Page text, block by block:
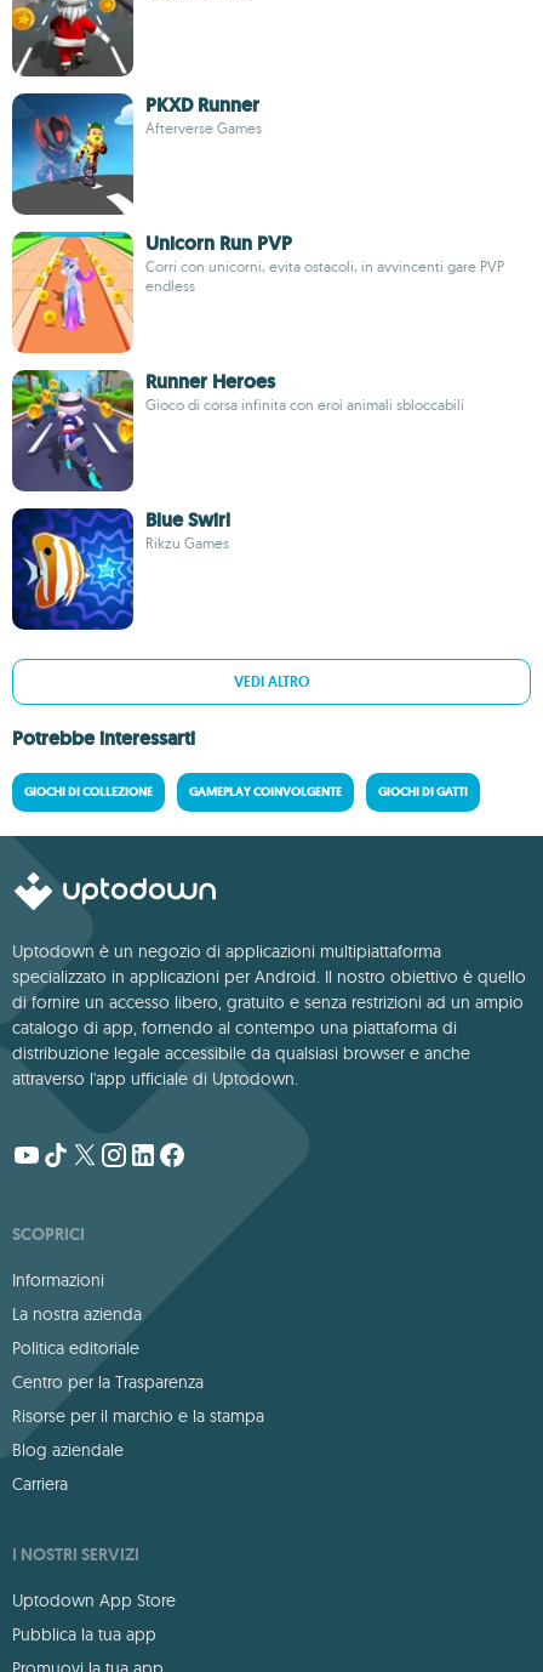
PKXD Runner
Afterverse Games
Unicorn Run PVP
Corri con unicorni, evita ostacoli, in avvincenti gare PVP
endless
Runner Heroes
Gioco di corsa infinita con eroi animali sbloccabili
Blue Swirl
Rikzu Games
VEDI ALTRO
Potrebbe interessarti
GIOCHI DI COLLEZIONE GAMEPLAY COINVOLGENTE GIOCHI DI GATTI
Uptodown è un negozio di applicazioni multipiattaforma
specializzato in applicazioni per Android. Il nostro obiettivo è quello
di fornire un accesso libero, gratuito e senza restrizioni ad un ampio
catalogo di app, fornendo al contempo una piattaforma di
distribuzione legale accessibile da qualsiasi browser e anche
attraverso l'app ufficiale di Uptodown.
SCOPRICI
Informazioni
La nostra azienda
Politica editoriale
Centro per la Trasparenza
Risorse per il marchio e la stampa
Blog aziendale
Carriera
I NOSTRI SERVIZI
Uptodown App Store
Pubblica la tua app